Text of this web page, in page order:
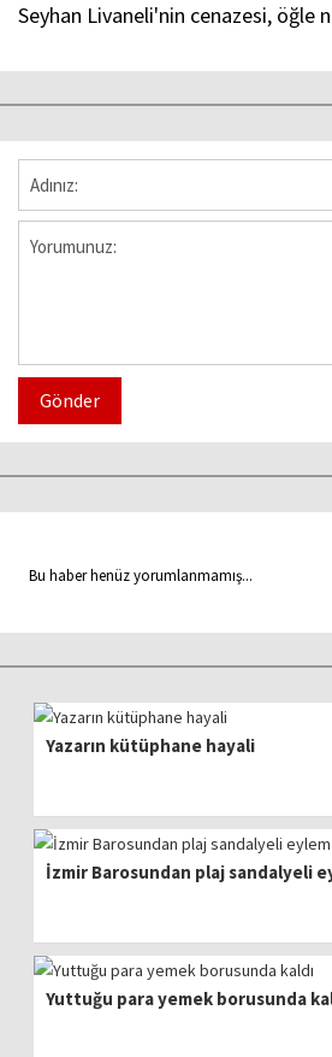
Seyhan Livaneli'nin cenazesi, öğle
Gönder
Bu haber henüz yorumlanmamış...
Yazarın kütüphane hayali
İzmir Barosundan plaj sandalyeli
Yuttuğu para yemek borusunda